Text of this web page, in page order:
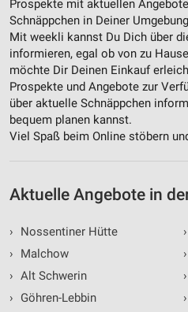
Prospekte mit aktuellen
Schnäppchen in Deiner
Mit weekli kannst Du Dich über
informieren, egal ob von zu
möchte Dir Deinen Einkauf
Prospekte und Angebote zur
über aktuelle Schnäppchen
bequem planen kannst.
Viel Spaß beim Online stöbern
Aktuelle Angebote in
›
Nossentiner Hütte
›
Malchow
› Alt Schwerin
›
Göhren-Lebbin
›
›
›
›